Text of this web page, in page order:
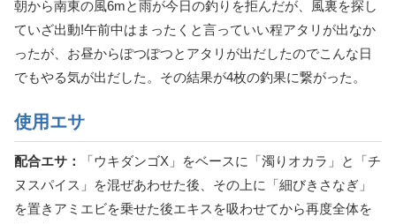
朝から南東の風6mと雨が今日の釣りを拒んだが、風裏を探し
ていざ出動!午前中はまったくと言っていい程アタリが出なか
ったが、お昼からぽつぽつとアタリが出だしたのでこんな日
でもやる気が出だした。その結果が4枚の釣果に繋がった。
使用エサ
配合エサ：
「ウキダンゴX」をベースに「濁りオカラ」と「チ
ヌスパイス」を混ぜあわせた後、その上に「細びきさなぎ」
を置きアミエビを乗せた後エキスを吸わせてから再度全体を